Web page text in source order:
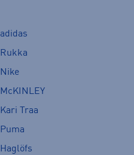
adidas
Rukka
Nike
McKINLEY
Kari Traa
Puma
Haglöfs